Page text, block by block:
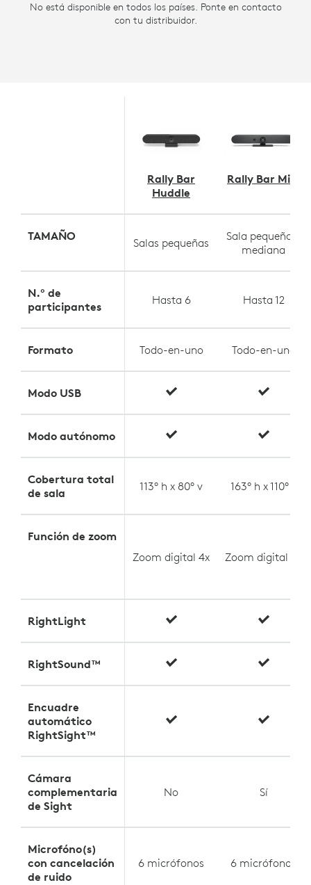
No está disponible en todos los países. Ponte en contacto
con tu distribuidor.
Rally Bar
Huddle
Rally Bar Mini
TAMAÑO Salas pequeñas
Sala pequeña a
mediana
N.º de
participantes
Hasta 6 Hasta 12
Formato Todo-en-uno Todo-en-uno
Modo USB
Modo autónomo
Cobertura total
de sala
113° h x 80° v 163° h x 110° v
Función de zoom
Zoom digital 4x
Zoom digital 4x
RightLight
RightSound™
Encuadre
automático
RightSight™
Cámara
complementaria
de Sight
No Sí
Microfóno(s)
con cancelación
de ruido
6 micrófonos 6 micrófonos